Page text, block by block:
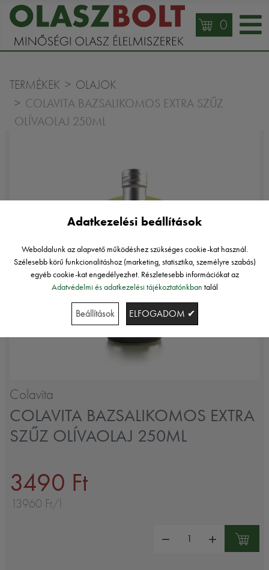
0
TERMÉKEK OLAJOK
COLAVITA BAZSALIKOMOS EXTRA SZŰZ
OLÍVAOLAJ 250ML
Colavita
COLAVITA BAZSALIKOMOS EXTRA
SZŰZ OLÍVAOLAJ 250ML
3490 Ft
13960 Ft/l
Adatkezelési beállítások
Weboldalunk az alapvető működéshez szükséges cookie-kat használ.
Szélesebb körű funkcionalitáshoz (marketing, statisztika, személyre szabás)
egyéb cookie-kat engedélyezhet. Részletesebb információkat az
Adatvédelmi és adatkezelési tájékoztatónkban talál
Beállítások ELFOGADOM ✔